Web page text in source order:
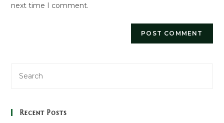
next time I comment.
Recent Posts